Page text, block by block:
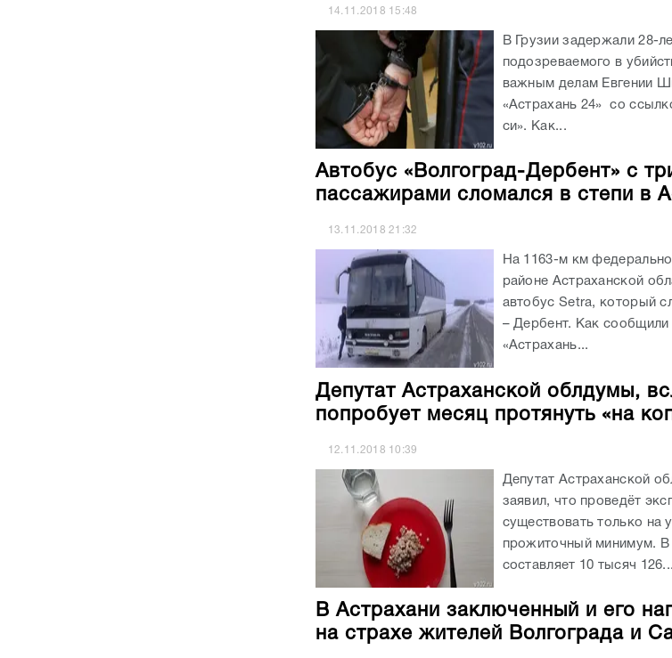
14.11.2018 15:48
В Грузии задержали 28-
подозреваемого в
важным делам Евгении
«Астрахань 24» со
си». Как...
Автобус «Волгоград-Дербент» с
пассажирами сломался в степи в
13.11.201821:32
На 1163-м км
районе Астраханской
автобус Setra, который
– Дербент. Как
«Астрахань...
Депутат Астраханской облдумы,
попробует месяц протянуть «на
12.11.2018 10:39
Депутат Астраханской
заявил, что проведёт
существовать только на
прожиточный минимум. В
составляет 10 тысяч 126...
В Астрахани заключенный и его
на страхе жителей Волгограда и